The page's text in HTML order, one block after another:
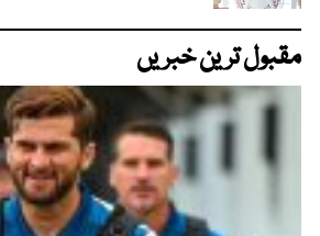
مقبول ترین خبریں